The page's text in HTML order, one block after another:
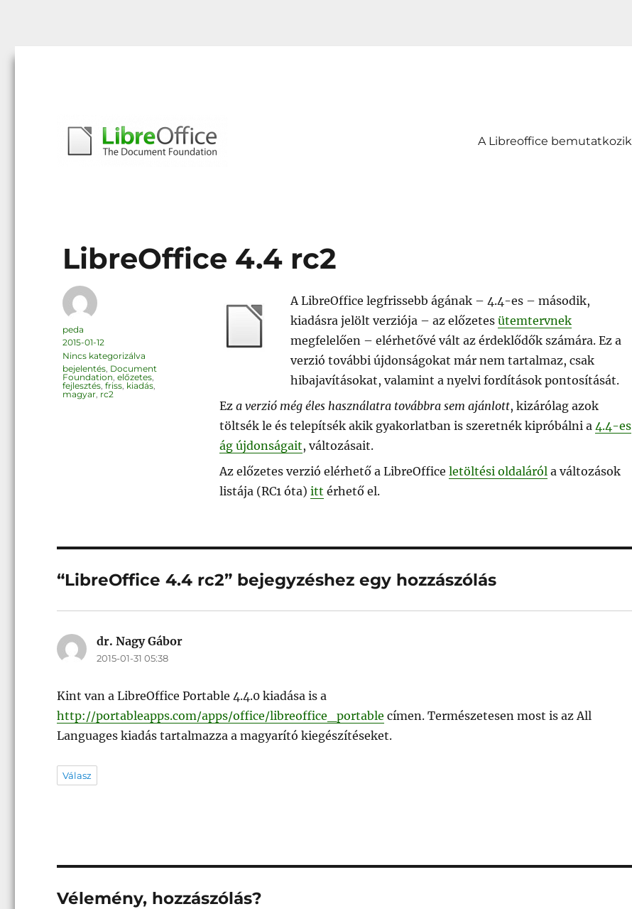
A Libreoffice bemutatkozik
LibreOffice 4.4 rc2
A LibreOffice legfrissebb ágának – 4.4-es – második,
kiadásra jelölt verziója – az előzetes ütemtervnek
megfelelően – elérhetővé vált az érdeklődők számára. Ez a
verzió további újdonságokat már nem tartalmaz, csak
hibajavításokat, valamint a nyelvi fordítások pontosítását.
Ez a verzió még éles használatra továbbra sem ajánlott, kizárólag azok
töltsék le és telepítsék akik gyakorlatban is szeretnék kipróbálni a 4.4-es
ág újdonságait, változásait.
Az előzetes verzió elérhető a LibreOffice letöltési oldaláról a változások
listája (RC1 óta) itt érhető el.
Szerző
peda
Közzétéve
2015-01-12
Kategória
Nincs kategorizálva
Címke
bejelentés, Document
Foundation,előzetes,
fejlesztés,friss, kiadás,
magyar, rc2
“LibreOffice 4.4 rc2” bejegyzéshez egy hozzászólás
dr. Nagy Gábor
2015-01-31 05:38
Kint van a LibreOffice Portable 4.4.0 kiadása is a
http://portableapps.com/apps/office/libreoffice_portable címen. Természetesen most is az All
Languages kiadás tartalmazza a magyarító kiegészítéseket.
Válasz
Vélemény, hozzászólás?